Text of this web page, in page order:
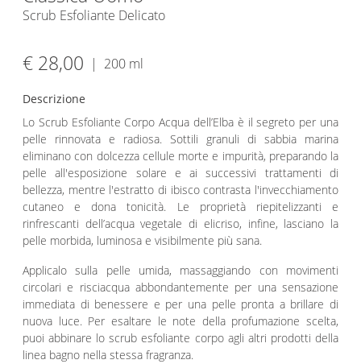
Scrub Esfoliante Delicato
€ 28,00 | 200 ml
Descrizione
Lo Scrub Esfoliante Corpo Acqua dell’Elba è il segreto per una
pelle rinnovata e radiosa. Sottili granuli di sabbia marina
eliminano con dolcezza cellule morte e impurità, preparando la
pelle all'esposizione solare e ai successivi trattamenti di
bellezza, mentre l'estratto di ibisco contrasta l'invecchiamento
cutaneo e dona tonicità. Le proprietà riepitelizzanti e
rinfrescanti dell’acqua vegetale di elicriso, infine, lasciano la
pelle morbida, luminosa e visibilmente più sana.
Applicalo sulla pelle umida, massaggiando con movimenti
circolari e risciacqua abbondantemente per una sensazione
immediata di benessere e per una pelle pronta a brillare di
nuova luce. Per esaltare le note della profumazione scelta,
puoi abbinare lo scrub esfoliante corpo agli altri prodotti della
linea bagno nella stessa fragranza.